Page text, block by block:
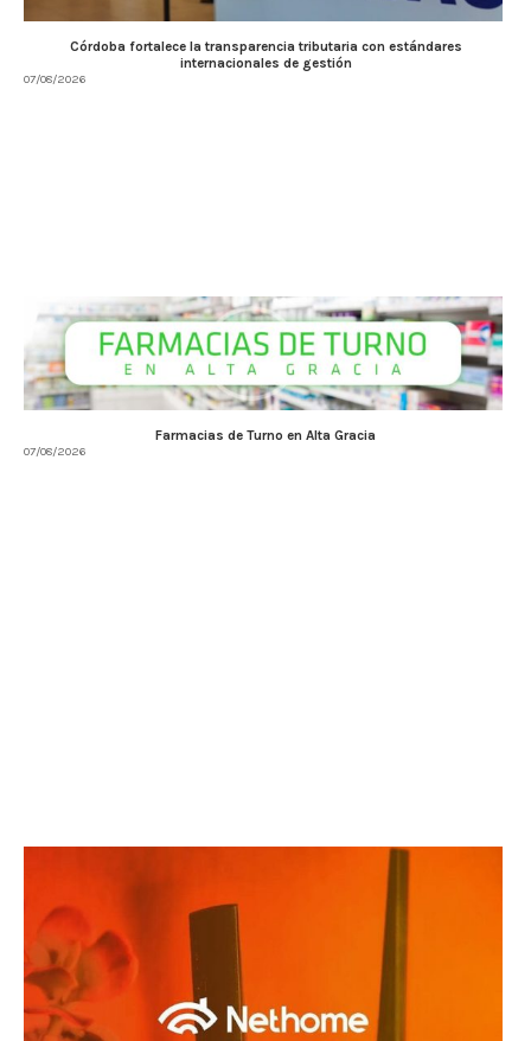
Córdoba fortalece la transparencia tributaria con estándares
internacionales de gestión
07/08/2026
Farmacias de Turno en Alta Gracia
07/08/2026